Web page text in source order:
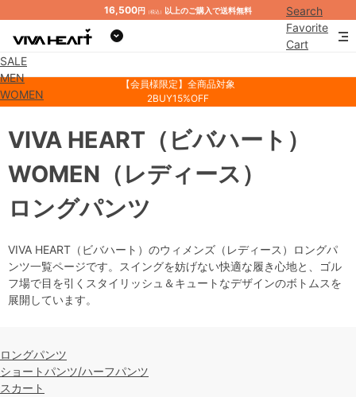
16,500円 （税込） 以上のご購入で送料無料
Search
Favorite
Cart
SALE
MEN
WOMEN
【会員様限定】全商品対象
2BUY15%OFF
ロングパンツ
VIVA HEART （ビバハート）
WOMEN （レディース）
VIVA HEART（ビバハート）のウィメンズ（レディース）ロングパ
ンツ一覧ページです。スイングを妨げない快適な履き心地と、ゴル
フ場で目を引くスタイリッシュ＆キュートなデザインのボトムスを
展開しています。
ロングパンツ
ショートパンツ/ハーフパンツ
スカート